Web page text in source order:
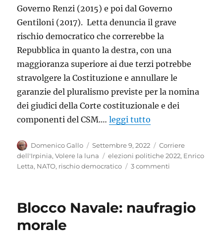
Governo Renzi (2015) e poi dal Governo
Gentiloni (2017). Letta denuncia il grave
rischio democratico che correrebbe la
Repubblica in quanto la destra, con una
maggioranza superiore ai due terzi potrebbe
stravolgere la Costituzione e annullare le
garanzie del pluralismo previste per la nomina
dei giudici della Corte costituzionale e dei
componenti del CSM.…leggi tutto
Autore
Domenico Gallo
Pubblicato
il
Settembre 9, 2022 Categorie
Corriere
dell'Irpinia,Volere la luna Tag
elezioni politiche 2022, Enrico
Letta, NATO, rischio democratico 3 commenti
e
le
Blocco Navale: naufragio
morale